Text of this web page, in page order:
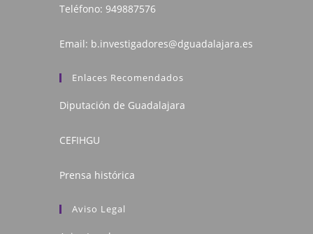
Teléfono: 949887576
Email: b.investigadores@dguadalajara.es
Enlaces Recomendados
Diputación de Guadalajara
CEFIHGU
Prensa histórica
Aviso Legal